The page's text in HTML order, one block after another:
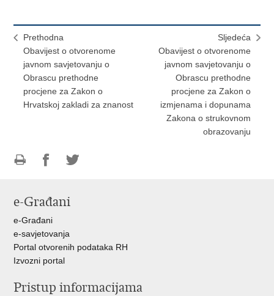
Prethodna
Obavijest o otvorenome
javnom savjetovanju o
Obrascu prethodne
procjene za Zakon o
Hrvatskoj zakladi za znanost
Sljedeća
Obavijest o otvorenome
javnom savjetovanju o
Obrascu prethodne
procjene za Zakon o
izmjenama i dopunama
Zakona o strukovnom
obrazovanju
FacebookuTwitteru
e-Građani
e-Građani
e-savjetovanja
Portal otvorenih podataka RH
Izvozni portal
Pristup informacijama